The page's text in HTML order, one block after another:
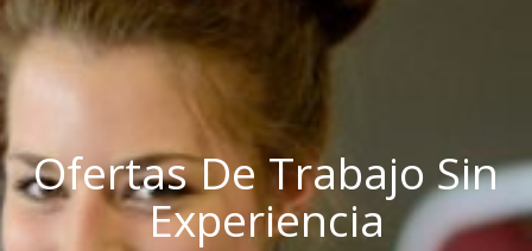
Ofertas De Trabajo Sin
Experiencia